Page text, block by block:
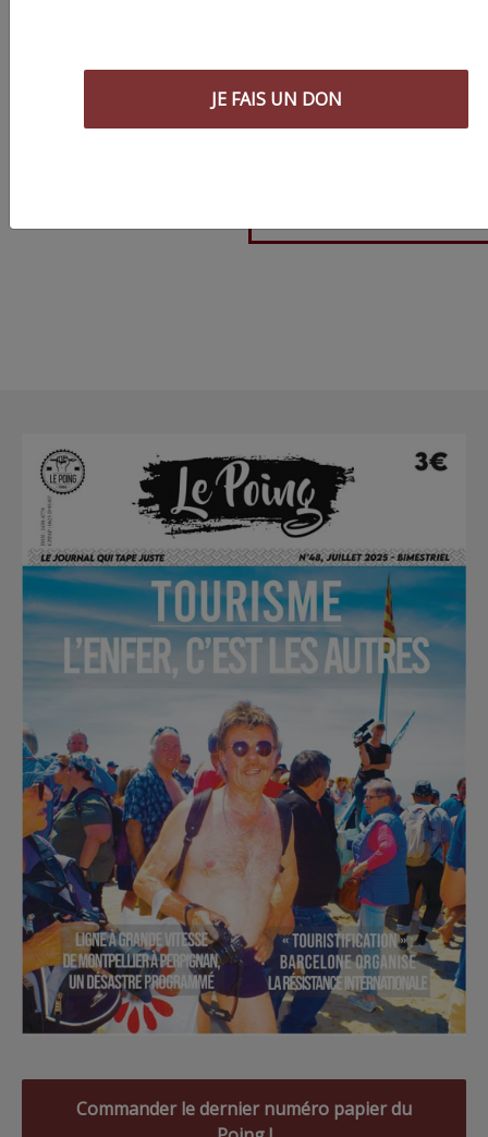
GUD, Ligue du Midi :
Commander le dernier numéro papier du
JE FAIS UN DON